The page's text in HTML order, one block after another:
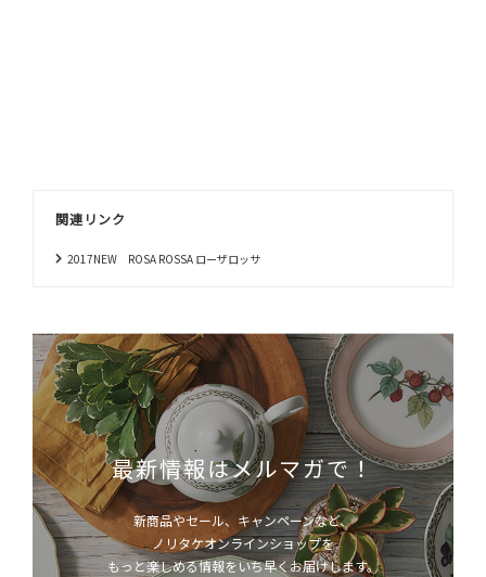
関連リンク
2017NEW ROSA ROSSA ローザロッサ
最新情報はメルマガで！
新商品やセール、キャンペーンなど、
ノリタケオンラインショップを
もっと楽しめる情報をいち早くお届けします。